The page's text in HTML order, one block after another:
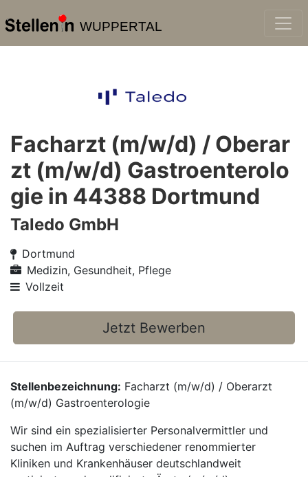
WUPPERTAL
Facharzt (m/w/d) / Oberar
zt (m/w/d) Gastroenterolo
gie in 44388 Dortmund
Taledo GmbH
Dortmund
Medizin, Gesundheit, Pflege
Vollzeit
Jetzt Bewerben
Stellenbezeichnung: Facharzt (m/w/d) / Oberarzt
(m/w/d) Gastroenterologie
Wir sind ein spezialisierter Personalvermittler und
suchen im Auftrag verschiedener renommierter
Kliniken und Krankenhäuser deutschlandweit